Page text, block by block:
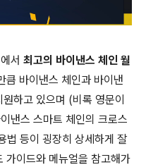
서 최고의 바이낸스 체인 월
큼 바이낸스 체인과 바이낸
하고 있으며 (비록 영문이
낸스 스마트 체인의 크로스
법 등이 굉장히 상세하게 잘
가이드와 메뉴얼을 참고해가